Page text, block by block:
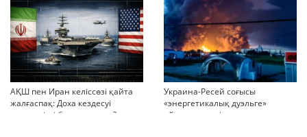
АҚШ пен Иран келіссөзі қайта
жалғаспақ: Доха кездесуі
шиеленісті бәсеңдете ме?
Украина-Ресей соғысы
«энергетикалық дуэльге»
айналып кетті